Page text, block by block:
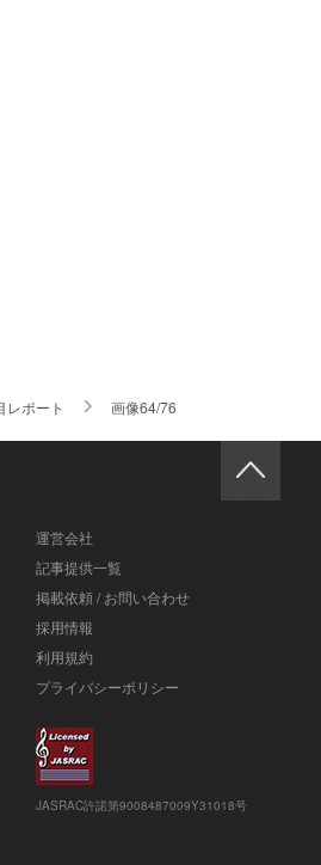
ポート
画像64/76
運営会社
記事提供一覧
掲載依頼 / お問い合わせ
採用情報
利用規約
プライバシーポリシー
JASRAC許諾第9008487009Y31018号